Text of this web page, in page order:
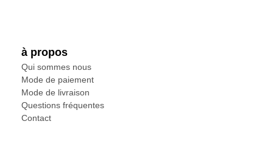
à propos
Qui sommes nous
Mode de paiement
Mode de livraison
Questions fréquentes
Contact